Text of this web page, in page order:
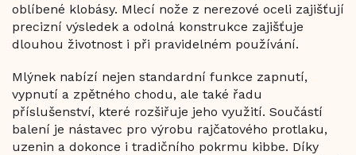
oblíbené klobásy. Mlecí nože z nerezové oceli zajišťují
precizní výsledek a odolná konstrukce zajišťuje
dlouhou životnost i při pravidelném používání.
Mlýnek nabízí nejen standardní funkce zapnutí,
vypnutí a zpětného chodu, ale také řadu
příslušenství, které rozšiřuje jeho využití. Součástí
balení je nástavec pro výrobu rajčatového protlaku,
uzenin a dokonce i tradičního pokrmu kibbe. Díky